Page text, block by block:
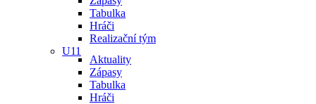
Tabulka
Hráči
Realizační tým
U11
Aktuality
Zápasy
Tabulka
Hráči